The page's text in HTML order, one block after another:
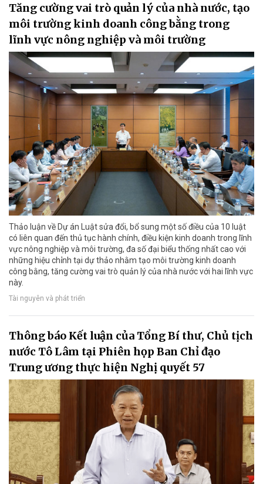
Tăng cường vai trò quản lý của nhà nước, tạo
môi trường kinh doanh công bằng trong
lĩnh vực nông nghiệp và môi trường
Thảo luận về Dự án Luật sửa đổi, bổ sung một số điều của 10 luật
có liên quan đến thủ tục hành chính, điều kiện kinh doanh trong lĩnh
vực nông nghiệp và môi trường, đa số đại biểu thống nhất cao với
những hiệu chỉnh tại dự thảo nhằm tạo môi trường kinh doanh
công bằng, tăng cường vai trò quản lý của nhà nước với hai lĩnh vực
này.
Tài nguyên và phát triển
Thông báo Kết luận của Tổng Bí thư, Chủ tịch
nước Tô Lâm tại Phiên họp Ban Chỉ đạo
Trung ương thực hiện Nghị quyết 57